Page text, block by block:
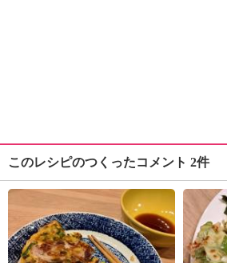
このレシピのつくったコメント 2件